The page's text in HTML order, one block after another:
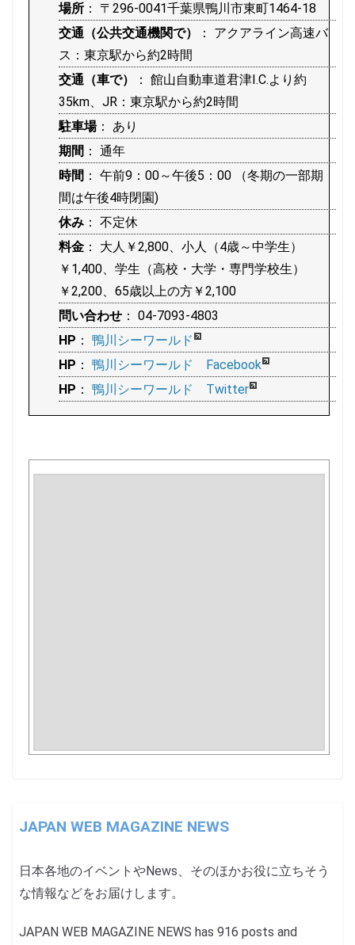
場所 ： 〒296-0041千葉県鴨川市東町1464-18
交通（公共交通機関で）
： アクアライン高速バ
ス：東京駅から約2時間
交通（車で）
： 館山自動車道君津I.C.より約
35km、JR：東京駅から約2時間
駐車場： あり
期間 ： 通年
時間 ： 午前9：00～午後5：00 （冬期の一部期
間は午後4時閉園)
休み ： 不定休
料金 ： 大人￥2,800、小人（4歳～中学生）
￥1,400、学生（高校・大学・専門学校生）
￥2,200、65歳以上の方￥2,100
問い合わせ ： 04-7093-4803
HP ： 鴨川シーワールド
HP ： 鴨川シーワールド Facebook
HP ： 鴨川シーワールド Twitter
JAPAN WEB MAGAZINE NEWS
日本各地のイベントやNews、そのほかお役に立ちそう
な情報などをお届けします。
JAPAN WEB MAGAZINE NEWS has 916 posts and